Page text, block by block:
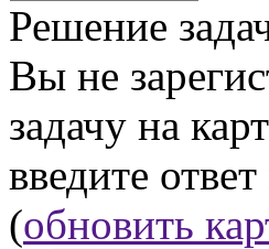
Решение
Вы не
задачу на
введите ответ
(обновить